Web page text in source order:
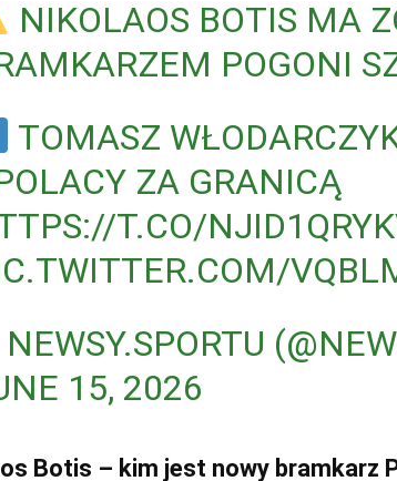
NIKOLAOS BOTIS MA
POGONI
TOMASZ
ZA GRANICĄ
T.CO/
15, 2026
Botis – kim jest nowy bramkarz